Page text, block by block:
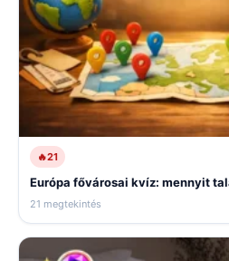
🔥21
Európa fővárosai kvíz: mennyit
21 megtekintés